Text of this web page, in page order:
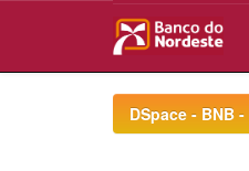
DSpace - BNB